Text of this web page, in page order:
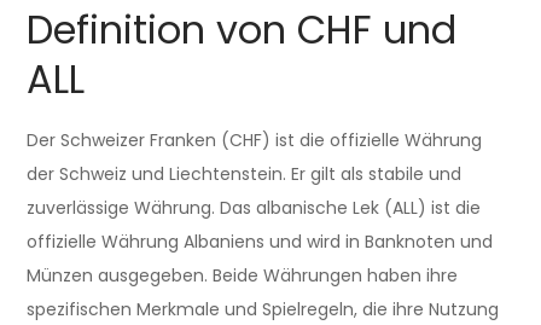
Definition von CHF und
ALL
Der Schweizer Franken (CHF) ist die offizielle Währung
der Schweiz und Liechtenstein. Er gilt als stabile und
zuverlässige Währung. Das albanische Lek (ALL) ist die
offizielle Währung Albaniens und wird in Banknoten und
Münzen ausgegeben. Beide Währungen haben ihre
spezifischen Merkmale und Spielregeln, die ihre Nutzung